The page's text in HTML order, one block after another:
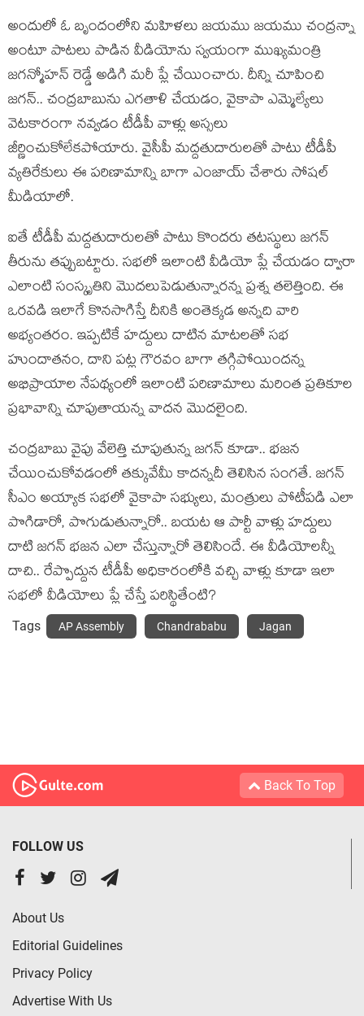
అందులో ఓ బృందంలోని మ‌హిళ‌లు జ‌య‌ము జ‌య‌ము చంద్ర‌న్నా
అంటూ పాట‌లు పాడిన వీడియోను స్వ‌యంగా ముఖ్య‌మంత్రి
జ‌గ‌న్మోహ‌న్ రెడ్డే అడిగి మ‌రీ ప్లే చేయించారు. దీన్ని చూపించి
జ‌గ‌న్.. చంద్ర‌బాబును ఎగ‌తాళి చేయ‌డం, వైకాపా ఎమ్మెల్యేలు
వెట‌కారంగా న‌వ్వ‌డం టీడీపీ వాళ్లు అస్స‌లు
జీర్ణించుకోలేక‌పోయారు. వైసీపీ మ‌ద్ద‌తుదారుల‌తో పాటు టీడీపీ
వ్య‌తిరేకులు ఈ ప‌రిణామాన్ని బాగా ఎంజాయ్ చేశారు సోష‌ల్
మీడియాలో.
ఐతే టీడీపీ మ‌ద్ద‌తుదారుల‌తో పాటు కొంద‌రు త‌ట‌స్థులు జ‌గ‌న్
తీరును తప్పుబ‌ట్టారు. స‌భ‌లో ఇలాంటి వీడియో ప్లే చేయ‌డం ద్వారా
ఎలాంటి సంస్కృతిని మొద‌లుపెడుతున్నార‌న్న ప్ర‌శ్న త‌లెత్తింది. ఈ
ఒర‌వ‌డి ఇలాగే కొన‌సాగిస్తే దీనికి అంతెక్క‌డ అన్న‌ది వారి
అభ్యంత‌రం‌. ఇప్ప‌టికే హ‌ద్దులు దాటిన మాట‌ల‌తో స‌భ
హుందాత‌నం, దాని ప‌ట్ల‌ గౌర‌వం బాగా త‌గ్గిపోయింద‌న్న
అభిప్రాయాల‌ నేప‌థ్యంలో ఇలాంటి ప‌రిణామాలు మ‌రింత ప్ర‌తికూల
ప్ర‌భావాన్ని చూపుతాయ‌న్న వాద‌న మొద‌లైంది.
చంద్ర‌బాబు వైపు వేలెత్తి చూపుతున్న జ‌గ‌న్ కూడా.. భ‌జ‌న
చేయించుకోవ‌డంలో త‌‌క్కువేమీ కాద‌న్నదీ తెలిసిన సంగ‌తే. జ‌గ‌న్
సీఎం అయ్యాక స‌భ‌లో వైకాపా స‌భ్యులు, మంత్రులు పోటీప‌డి ఎలా
పొగిడారో, పొగుడుతున్నారో.. బ‌య‌ట ఆ పార్టీ వాళ్లు హ‌ద్దులు
దాటి జ‌గ‌న్ భ‌జ‌న ఎలా చేస్తున్నారో తెలిసిందే. ఈ వీడియోల‌న్నీ
దాచి.. రేప్పొద్దున టీడీపీ అధికారంలోకి వ‌చ్చి వాళ్లు కూడా ఇలా
స‌భ‌లో వీడియోలు ప్లే చేస్తే ప‌రిస్థితేంటి?
Tags AP Assembly Chandrababu Jagan
Back To Top
FOLLOW US
About Us
Editorial Guidelines
Privacy Policy
Advertise With Us